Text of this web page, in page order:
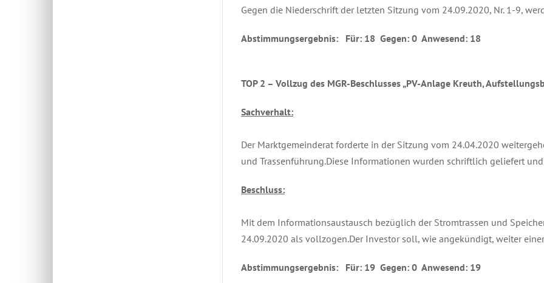
Gegen die Niederschrift der letzten Sitzung vom 24.09.2020, Nr. 1-9,
Abstimmungsergebnis: Für: 18 Gegen: 0 Anwesend: 18
TOP 2 – Vollzug des MGR-Beschlusses „PV-Anlage Kreuth,
Sachverhalt:
Der Marktgemeinderat forderte in der Sitzung vom 24.04.2020
und Trassenführung.Diese Informationen wurden schriftlich geliefert
Beschluss:
Mit dem Informationsaustausch bezüglich der Stromtrassen und
24.09.2020 als vollzogen.Der Investor soll, wie angekündigt, weiter
Abstimmungsergebnis: Für: 19 Gegen: 0 Anwesend: 19